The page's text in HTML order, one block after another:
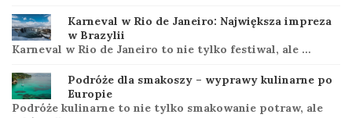
Karneval w Rio de Janeiro: Największa impreza
w Brazylii
Karneval w Rio de Janeiro to nie tylko festiwal, ale …
Podróże dla smakoszy – wyprawy kulinarne po
Europie
Podróże kulinarne to nie tylko smakowanie potraw, ale